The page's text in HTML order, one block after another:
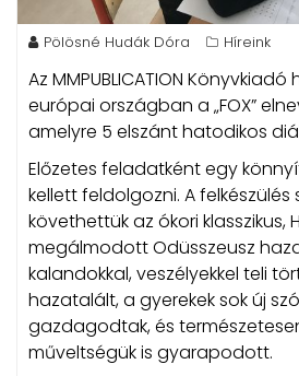
Pölösné Hudák Dóra Híreink
Az MMPUBLICATION
európai országban a „FOX”
amelyre 5 elszánt hatodikos
Előzetes feladatként egy
kellett feldolgozni. A
követhettük az ókori klasszikus,
megálmodott Odüsszeusz
kalandokkal, veszélyekkel teli
hazatalált, a gyerekek sok új
gazdagodtak, és
műveltségük is gyarapodott.